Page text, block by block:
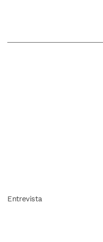
Entrevista